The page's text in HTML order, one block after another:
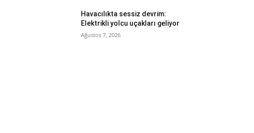
Havacılıkta sessiz devrim:
Elektrikli yolcu uçakları geliyor
Ağustos 7, 2026